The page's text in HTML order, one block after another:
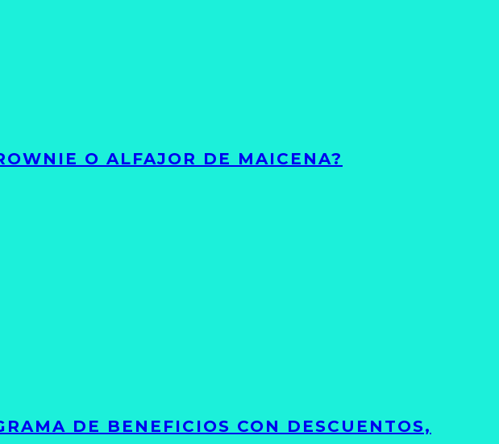
O ALFAJOR DE MAICENA?
DE BENEFICIOS CON DESCUENTOS,